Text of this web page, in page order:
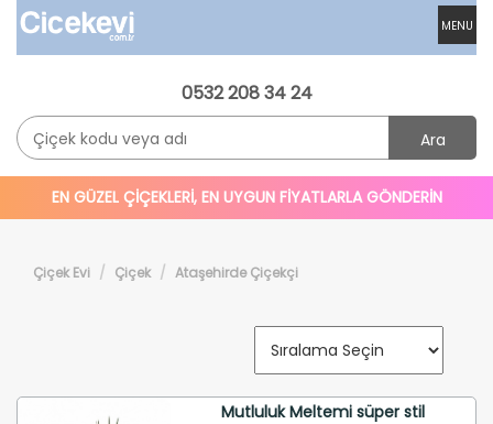
MENU
0532 208 34 24
Ara
EN GÜZEL ÇİÇEKLERİ, EN UYGUN FİYATLARLA GÖNDERİN
Çiçek Evi Çiçek Ataşehirde Çiçekçi
Mutluluk Meltemi süper stil